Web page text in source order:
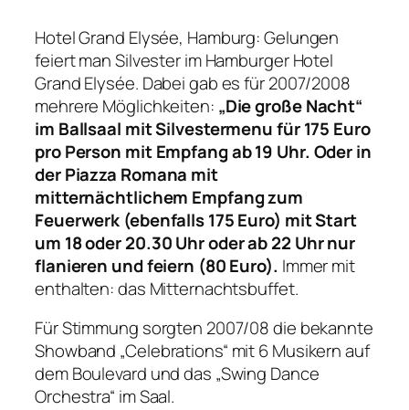
Hotel Grand Elysée, Hamburg: Gelungen
feiert man Silvester im Hamburger Hotel
Grand Elysée. Dabei gab es für 2007/2008
mehrere Möglichkeiten: „Die große Nacht“
im Ballsaal mit Silvestermenu für 175 Euro
pro Person mit Empfang ab 19 Uhr. Oder in
der Piazza Romana mit
mitternächtlichem Empfang zum
Feuerwerk (ebenfalls 175 Euro) mit Start
um 18 oder 20.30 Uhr oder ab 22 Uhr nur
flanieren und feiern (80 Euro). Immer mit
enthalten: das Mitternachtsbuffet.
Für Stimmung sorgten 2007/08 die bekannte
Showband „Celebrations“ mit 6 Musikern auf
dem Boulevard und das „Swing Dance
Orchestra“ im Saal.